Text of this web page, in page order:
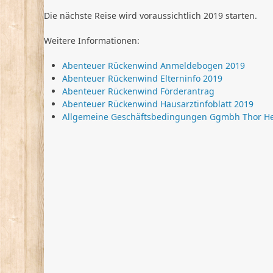
Die nächste Reise wird voraussichtlich 2019 starten.
Weitere Informationen:
Abenteuer Rückenwind Anmeldebogen 2019
Abenteuer Rückenwind Elterninfo 2019
Abenteuer Rückenwind Förderantrag
Abenteuer Rückenwind Hausarztinfoblatt 2019
Allgemeine Geschäftsbedingungen Ggmbh Thor